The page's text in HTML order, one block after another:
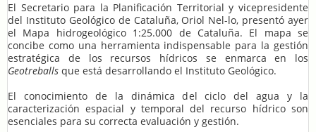
El Secretario para la Planificación Territorial y vicepresidente
del Instituto Geológico de Cataluña, Oriol Nel-lo, presentó ayer
el Mapa hidrogeológico 1:25.000 de Cataluña. El mapa se
concibe como una herramienta indispensable para la gestión
estratégica de los recursos hídricos se enmarca en los
Geotreballs que está desarrollando el Instituto Geológico.
El conocimiento de la dinámica del ciclo del agua y la
caracterización espacial y temporal del recurso hídrico son
esenciales para su correcta evaluación y gestión.